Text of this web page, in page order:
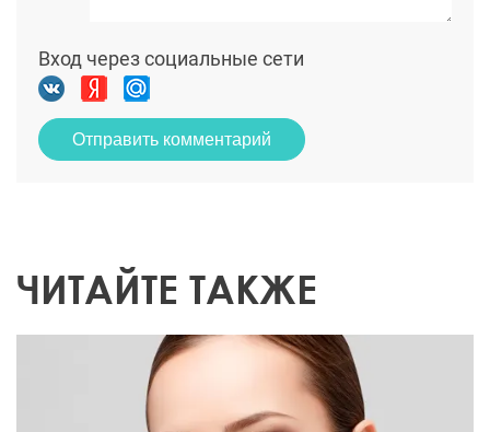
Вход через социальные сети
Отправить комментарий
ЧИТАЙТЕ ТАКЖЕ